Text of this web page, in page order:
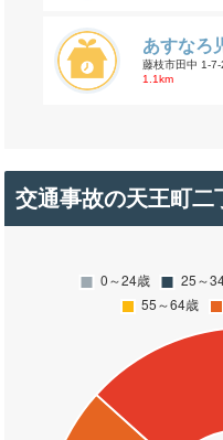
あすなろ
藤枝市田中 1-
1.1km
交通事故の天王町二